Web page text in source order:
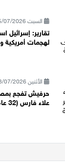
السبت 25/07/2026 20:07
تقارير: إسرائيل
لهجمات أمريكية
الأثنين 13/07/2026 22:40
حرفيش تفجع
علاء فارس (32 عام...